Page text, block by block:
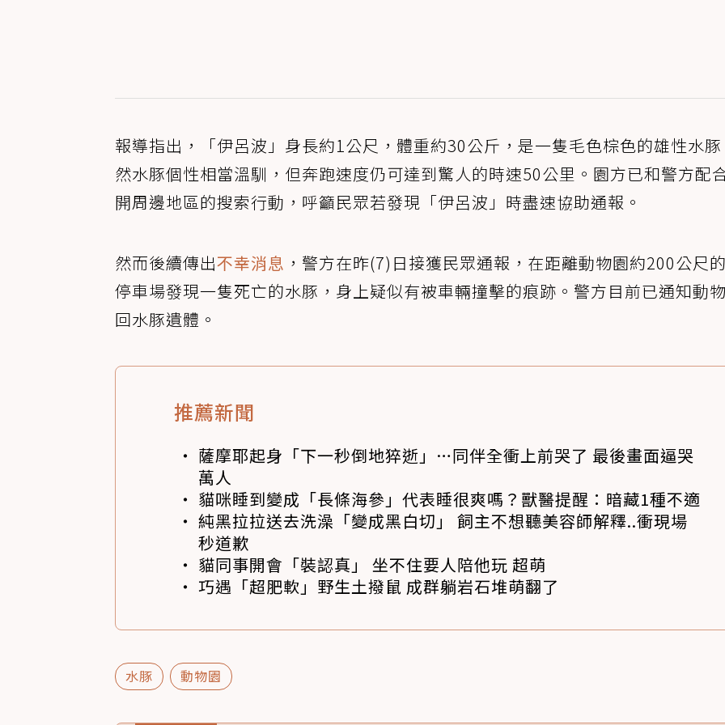
報導指出，「伊呂波」身長約1公尺，體重約30公斤，是一隻毛色棕色的雄性水豚
然水豚個性相當溫馴，但奔跑速度仍可達到驚人的時速50公里。園方已和警方配
開周邊地區的搜索行動，呼籲民眾若發現「伊呂波」時盡速協助通報。
然而後續傳出不幸消息 ，警方在昨(7)日接獲民眾通報，在距離動物園約200公尺
停車場發現一隻死亡的水豚，身上疑似有被車輛撞擊的痕跡。警方目前已通知動
回水豚遺體。
推薦新聞
薩摩耶起身「下一秒倒地猝逝」…同伴全衝上前哭了 最後畫面逼哭
萬人
貓咪睡到變成「長條海參」代表睡很爽嗎？獸醫提醒：暗藏1種不適
純黑拉拉送去洗澡「變成黑白切」 飼主不想聽美容師解釋..衝現場
秒道歉
貓同事開會「裝認真」 坐不住要人陪他玩 超萌
巧遇「超肥軟」野生土撥鼠 成群躺岩石堆萌翻了
水豚 動物園